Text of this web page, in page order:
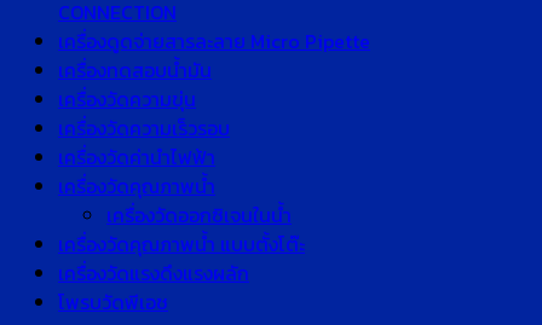
CONNECTION
เครื่องดูดจ่ายสารละลาย Micro Pipette
เครื่องทดสอบน้ำมัน
เครื่องวัดความขุ่น
เครื่องวัดความเร็วรอบ
เครื่องวัดค่านำไฟฟ้า
เครื่องวัดคุณภาพน้ำ
เครื่องวัดออกซิเจนในน้ำ
เครื่องวัดคุณภาพน้ำ แบบตั้งโต๊ะ
เครื่องวัดแรงดึงแรงผลัก
โพรบวัดพีเอช